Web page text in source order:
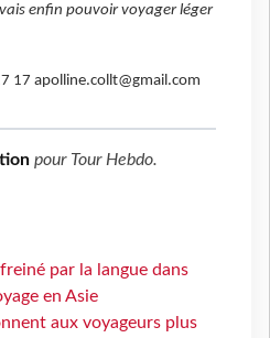
enfin pouvoir voyager léger
17 apolline.collt@gmail.com
pour Tour Hebdo.
par la langue dans
en Asie
aux voyageurs plus